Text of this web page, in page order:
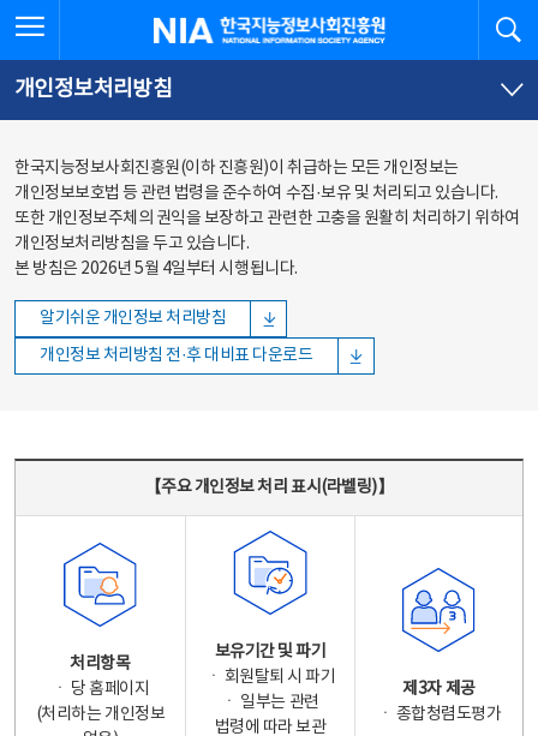
바로가기
바로가기
한국지능정보사회진흥원
개인정보처리방침
한국지능정보사회진흥원(이하 진흥원)이 취급하는 모든 개인정보는
개인정보보호법 등 관련 법령을 준수하여 수집·보유 및 처리되고 있습니다.
또한 개인정보주체의 권익을 보장하고 관련한 고충을 원활히 처리하기 위하여
개인정보처리방침을 두고 있습니다.
본 방침은 2026년 5월 4일부터 시행됩니다.
알기쉬운 개인정보 처리방침
개인정보 처리방침 전·후 대비표 다운로드
【주요 개인정보 처리 표시(라벨링)】
처리항목
ㆍ 당 홈페이지
(처리하는 개인정보
보유기간 및 파기
ㆍ 회원탈퇴 시 파기
ㆍ 일부는 관련
법령에 따라 보관
제3자 제공
ㆍ 종합청렴도평가